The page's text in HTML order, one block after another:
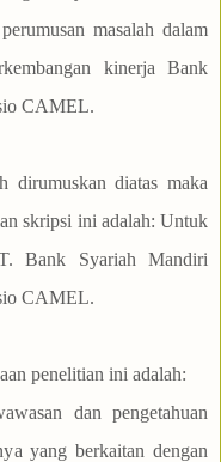
masalah dalam
kinerja Bank
CAMEL.
dirumuskan diatas maka
skripsi ini adalah: Untuk
Bank Syariah Mandiri
CAMEL.
penelitian ini adalah:
dan pengetahuan
yang berkaitan dengan